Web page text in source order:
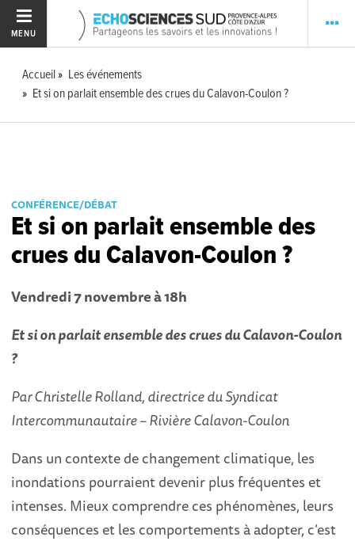
MENU
Accueil
Les événements
Et si on parlait ensemble des crues du Calavon-Coulon ?
CONFÉRENCE/DÉBAT
Et si on parlait ensemble des
crues du Calavon-Coulon ?
Vendredi 7 novembre à 18h
Et si on parlait ensemble des crues du Calavon-Coulon
?
Par Christelle Rolland, directrice du Syndicat
Intercommunautaire – Rivière Calavon-Coulon
Dans un contexte de changement climatique, les
inondations pourraient devenir plus fréquentes et
intenses. Mieux comprendre ces phénomènes, leurs
conséquences et les comportements à adopter, c’est